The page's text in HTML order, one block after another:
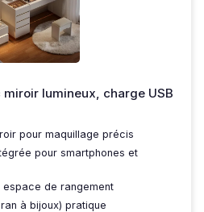
lumineux, charge USB
pour maquillage précis
pour smartphones et
de rangement
à bijoux) pratique